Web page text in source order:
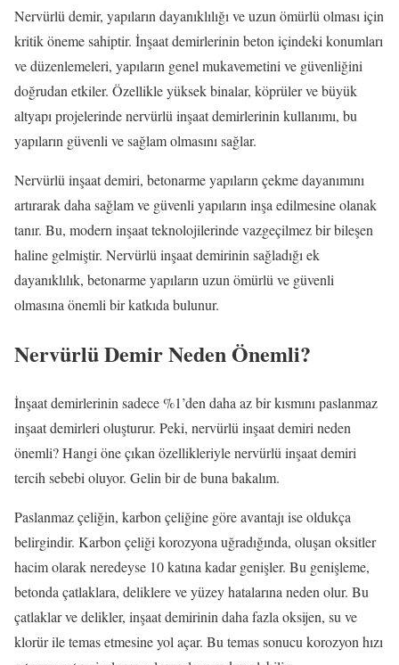
Nervürlü demir, yapıların dayanıklılığı ve uzun ömürlü olması için
kritik öneme sahiptir. İnşaat demirlerinin beton içindeki konumları
ve düzenlemeleri, yapıların genel mukavemetini ve güvenliğini
doğrudan etkiler. Özellikle yüksek binalar, köprüler ve büyük
altyapı projelerinde nervürlü inşaat demirlerinin kullanımı, bu
yapıların güvenli ve sağlam olmasını sağlar.
Nervürlü inşaat demiri, betonarme yapıların çekme dayanımını
artırarak daha sağlam ve güvenli yapıların inşa edilmesine olanak
tanır. Bu, modern inşaat teknolojilerinde vazgeçilmez bir bileşen
haline gelmiştir. Nervürlü inşaat demirinin sağladığı ek
dayanıklılık, betonarme yapıların uzun ömürlü ve güvenli
olmasına önemli bir katkıda bulunur.
Nervürlü Demir Neden Önemli?
İnşaat demirlerinin sadece %1’den daha az bir kısmını paslanmaz
inşaat demirleri oluşturur. Peki, nervürlü inşaat demiri neden
önemli? Hangi öne çıkan özellikleriyle nervürlü inşaat demiri
tercih sebebi oluyor. Gelin bir de buna bakalım.
Paslanmaz çeliğin, karbon çeliğine göre avantajı ise oldukça
belirgindir. Karbon çeliği korozyona uğradığında, oluşan oksitler
hacim olarak neredeyse 10 katına kadar genişler. Bu genişleme,
betonda çatlaklara, deliklere ve yüzey hatalarına neden olur. Bu
çatlaklar ve delikler, inşaat demirinin daha fazla oksijen, su ve
klorür ile temas etmesine yol açar. Bu temas sonucu korozyon hızı